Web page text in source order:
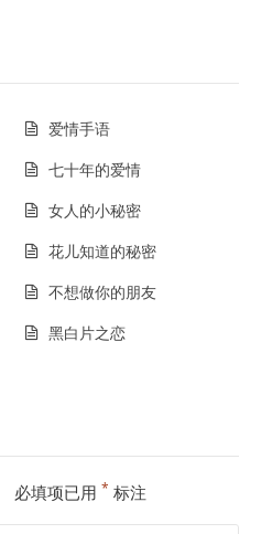
爱情手语
七十年的爱情
女人的小秘密
花儿知道的秘密
不想做你的朋友
黑白片之恋
必填项已用 * 标注